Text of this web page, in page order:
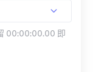
00:00:00.00 即